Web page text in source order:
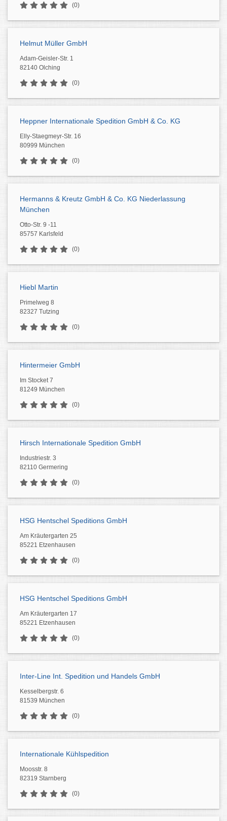
(0)
Helmut Müller GmbH
Adam-Geisler-Str. 1
82140 Olching
(0)
Heppner Internationale Spedition GmbH & Co. KG
Elly-Staegmeyr-Str. 16
80999 München
(0)
Hermanns & Kreutz GmbH & Co. KG Niederlassung
München
Otto-Str. 9 -11
85757 Karlsfeld
(0)
Hiebl Martin
Primelweg 8
82327 Tutzing
(0)
Hintermeier GmbH
Im Stocket 7
81249 München
(0)
Hirsch Internationale Spedition GmbH
Industriestr. 3
82110 Germering
(0)
HSG Hentschel Speditions GmbH
Am Kräutergarten 25
85221 Etzenhausen
(0)
HSG Hentschel Speditions GmbH
Am Kräutergarten 17
85221 Etzenhausen
(0)
Inter-Line Int. Spedition und Handels GmbH
Kesselbergstr. 6
81539 München
(0)
Internationale Kühlspedition
Moosstr. 8
82319 Starnberg
(0)